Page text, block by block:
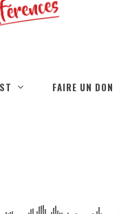
FAIRE UN DON